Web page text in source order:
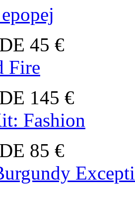
45 €
Fire
145 €
Fashion
85 €